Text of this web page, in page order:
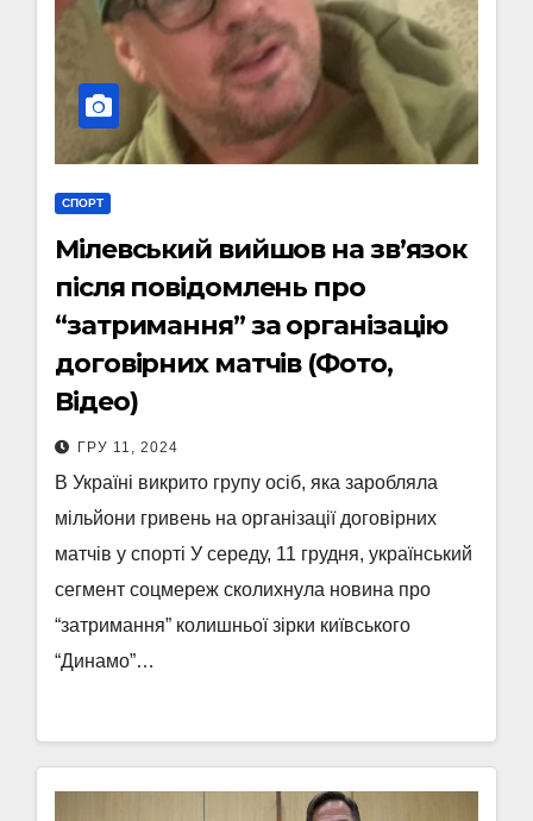
СПОРТ
Мілевський вийшов на зв’язок
після повідомлень про
“затримання” за організацію
договірних матчів (Фото,
Відео)
ГРУ 11, 2024
В Україні викрито групу осіб, яка заробляла
мільйони гривень на організації договірних
матчів у спорті У середу, 11 грудня, український
сегмент соцмереж сколихнула новина про
“затримання” колишньої зірки київського
“Динамо”…